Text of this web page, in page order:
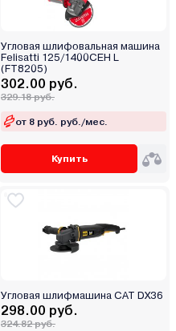
Угловая шлифовальная машина
Felisatti 125/1400CEH L
(FT8205)
302.00 руб.
329.18 руб.
от 8 руб. руб./мес.
Купить
Угловая шлифмашина CAT DX36
298.00 руб.
324.82 руб.